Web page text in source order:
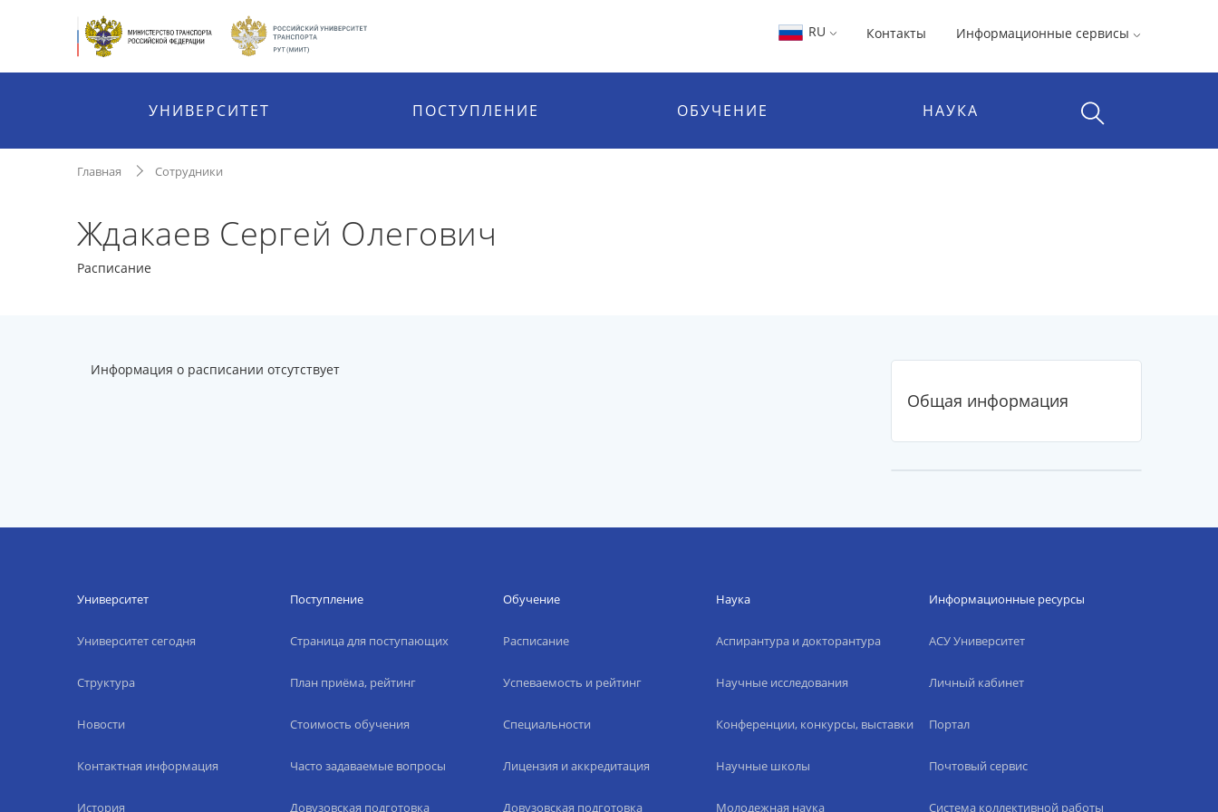
RU Контакты Информационные сервисы
УНИВЕРСИТЕТ ПОСТУПЛЕНИЕ ОБУЧЕНИЕ НАУКА
Главная Сотрудники
Ждакаев Сергей Олегович
Расписание
Информация о расписании отсутствует
Общая информация
Университет
Университет сегодня
Структура
Новости
Контактная информация
История
Поступление
Страница для поступающих
План приёма, рейтинг
Стоимость обучения
Часто задаваемые вопросы
Довузовская подготовка
Обучение
Расписание
Успеваемость и рейтинг
Специальности
Лицензия и аккредитация
Довузовская подготовка
Наука
Аспирантура и докторантура
Научные исследования
Конференции, конкурсы, выставки
Научные школы
Молодежная наука
Информационные ресурсы
АСУ Университет
Личный кабинет
Портал
Почтовый сервис
Система коллективной работы